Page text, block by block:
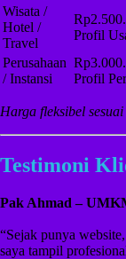
Wisata /
Hotel /
Travel
Profil
Perusahaan
/ Instansi
Profil
Harga fleksibel
Testimoni
Pak Ahmad –
“Sejak punya
saya tampil